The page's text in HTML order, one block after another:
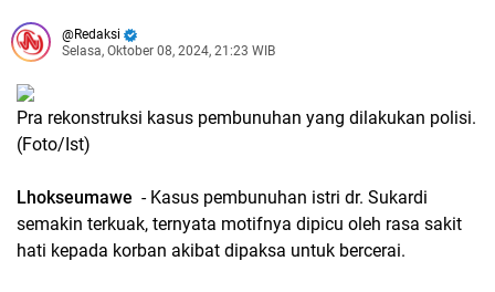
Redaksi
Selasa, Oktober 08, 2024, 21:23 WIB
Pra rekonstruksi kasus pembunuhan yang dilakukan polisi.
(Foto/Ist)
Lhokseumawe - Kasus pembunuhan istri dr. Sukardi
semakin terkuak, ternyata motifnya dipicu oleh rasa sakit
hati kepada korban akibat dipaksa untuk bercerai.